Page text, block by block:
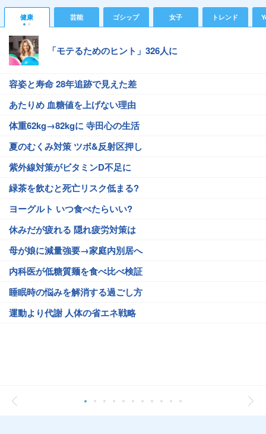
健康 芸能 ゴシップ 女子 トレンド
「モテるためのヒント」326人に
容姿と寿命 28年追跡で見えた差
あたりめ 血糖値を上げない理由
体重62kg→82kgに 寺田心の生活
夏のむくみ対策 ツボ&反射区押し
紫外線対策がビタミンD不足に
緑茶を飲むと死亡リスク低まる?
ヨーグルト いつ食べたらいい?
休みだが疲れる 隠れ疲労対策は
母が娘に減量強要→家庭内別居へ
内科医が低糖質麺を食べ比べ検証
睡眠時の悩みを解消する過ごし方
運動より代謝 人体の省エネ戦略